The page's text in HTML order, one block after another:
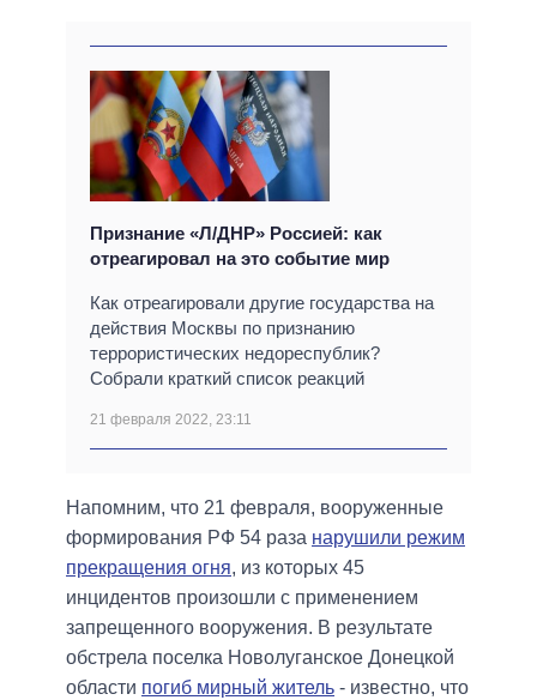
Признание «Л/ДНР» Россией: как
отреагировал на это событие мир
Как отреагировали другие государства на
действия Москвы по признанию
террористических недореспублик?
Собрали краткий список реакций
21 февраля 2022, 23:11
Напомним, что 21 февраля, вооруженные
формирования РФ 54 раза нарушили режим
прекращения огня, из которых 45
инцидентов произошли с применением
запрещенного вооружения. В результате
обстрела поселка Новолуганское Донецкой
области погиб мирный житель - известно, что